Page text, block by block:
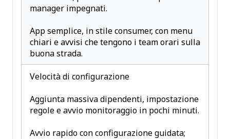
manager impegnati.
App semplice, in stile consumer, con menu
chiari e avvisi che tengono i team orari sulla
buona strada.
Velocità di configurazione
Aggiunta massiva dipendenti, impostazione
regole e avvio monitoraggio in pochi minuti.
Avvio rapido con configurazione guidata;